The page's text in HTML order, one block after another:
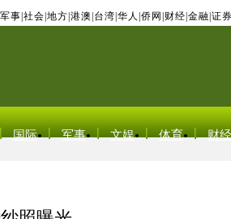
军事 社会 地方 港澳 台湾 华人 侨网 财经 金融 证券
国际 军事 文娱 体育 财经